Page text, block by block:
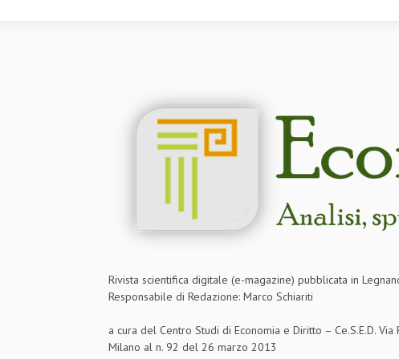
Rivista scientifica digitale (e-magazine) pubblicata in
Responsabile di Redazione: Marco Schiariti
a cura del Centro Studi di Economia e Diritto – Ce.S.E.D.
Milano al n. 92 del 26 marzo 2013